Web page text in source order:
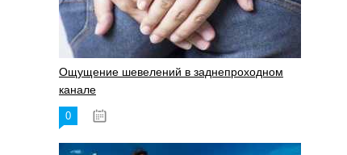
Ощущение шевелений в заднепроходном
канале
0